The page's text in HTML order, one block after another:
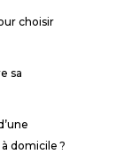
choisir
sa
domicile ?